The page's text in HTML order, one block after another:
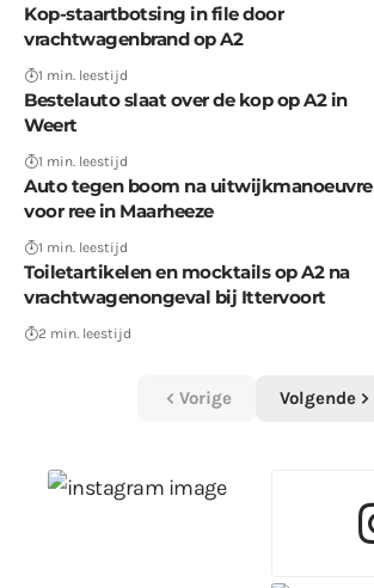
Kop-staartbotsing in file door
vrachtwagenbrand op A2
1 min. leestijd
Bestelauto slaat over de kop op A2 in
Weert
1 min. leestijd
Auto tegen boom na uitwijkmanoeuvre
voor ree in Maarheeze
1 min. leestijd
Toiletartikelen en mocktails op A2 na
vrachtwagenongeval bij Ittervoort
2 min. leestijd
Vorige Volgende